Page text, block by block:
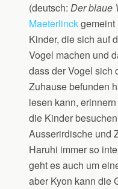
(deutsch:Der blaue
Maeterlinckgemeint
Kinder, die sich auf
Vogel machen und
dass der Vogel sich
Zuhause befunden
lesen kann,
die Kinder
Ausserirdische und
Haruhi immer so
geht es auch um
aber Kyon kann die